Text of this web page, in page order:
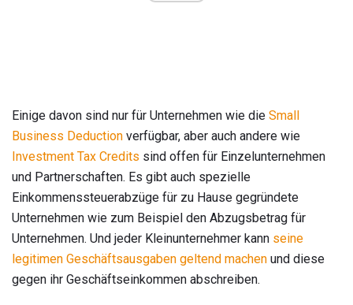
Einige davon sind nur für Unternehmen wie die Small
Business Deduction verfügbar, aber auch andere wie
Investment Tax Credits sind offen für Einzelunternehmen
und Partnerschaften. Es gibt auch spezielle
Einkommenssteuerabzüge für zu Hause gegründete
Unternehmen wie zum Beispiel den Abzugsbetrag für
Unternehmen. Und jeder Kleinunternehmer kann seine
legitimen Geschäftsausgaben geltend machen und diese
gegen ihr Geschäftseinkommen abschreiben.